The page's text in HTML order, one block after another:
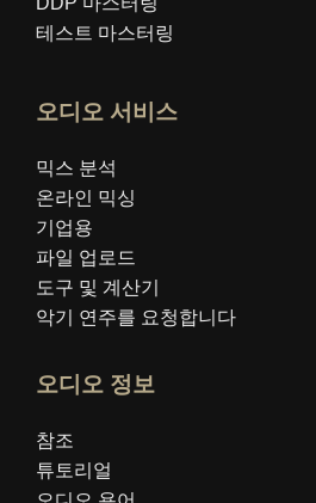
테스트 마스터링
오디오 서비스
믹스 분석
온라인 믹싱
기업용
파일 업로드
도구 및 계산기
악기 연주를 요청합니다
오디오 정보
참조
튜토리얼